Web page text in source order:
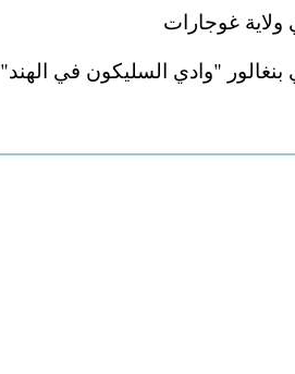
ولاية غوجارات
بنغالور "وادي السليكون في الهند"